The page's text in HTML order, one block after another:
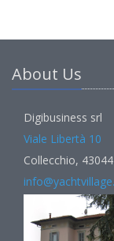
About Us
Digibusiness srl
Viale Libertà 10
Collecchio, 43044